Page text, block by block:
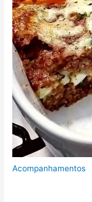
Acompanhamentos